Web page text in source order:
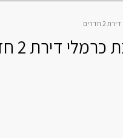
חדרים
דירת 2 חדרים